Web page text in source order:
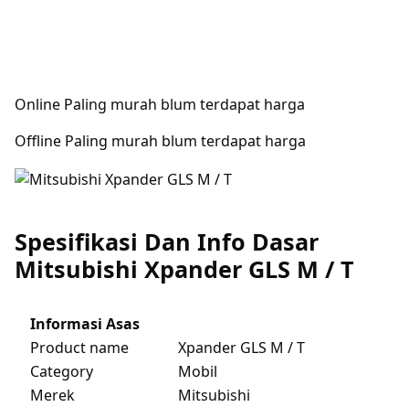
Online Paling murah blum terdapat harga
Offline Paling murah blum terdapat harga
Spesifikasi Dan Info Dasar
Mitsubishi Xpander GLS M / T
Informasi Asas
Product name
Xpander GLS M / T
Category
Mobil
Merek
Mitsubishi